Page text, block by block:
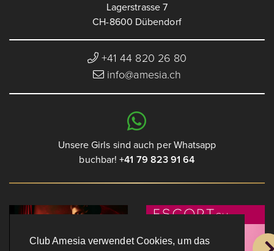
Club Amesia verwendet Cookies, um das
Lagerstrasse 7
CH-8600 Dübendorf
+41 44 820 26 80
info@amesia.ch
Unsere Girls sind auch per Whatsapp
buchbar!+41 79 823 91 64